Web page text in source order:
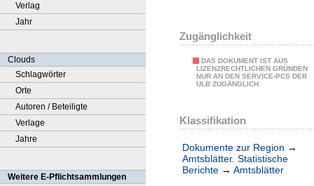
Verlag
Jahr
Clouds
Schlagwörter
Orte
Autoren / Beteiligte
Verlage
Jahre
Weitere E-Pflichtsammlungen
Zugänglichkeit
DAS DOKUMENT IST AUS
LIZENZRECHTLICHEN GRÜNDEN
NUR AN DEN SERVICE-PCS DER
ULB ZUGÄNGLICH.
Klassifikation
Dokumente zur Region →
Amtsblätter. Statistische
Berichte → Amtsblätter